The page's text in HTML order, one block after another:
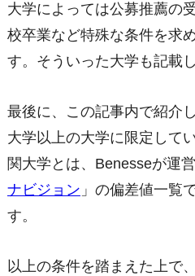
大学によっては公募推薦の
校卒業など特殊な条件を求
す。そういった大学も記載
最後に、この記事内で紹介
大学以上の大学に限定して
関大学とは、Benesseが運
ナビジョン 」の偏差値一覧
す。
以上の条件を踏まえた上で